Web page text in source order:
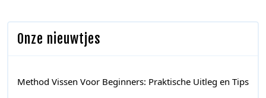
Onze nieuwtjes
Method Vissen Voor Beginners: Praktische Uitleg en Tips